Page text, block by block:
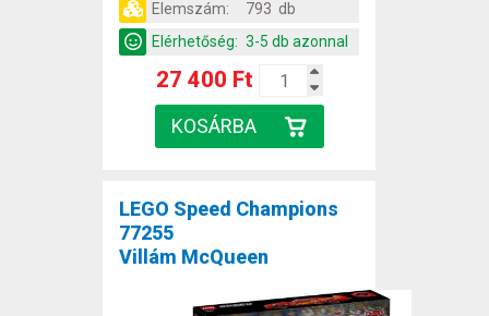
Elemszám:
793 db
Elérhetőség: 3-5 db azonnal
27 400 Ft
LEGO Speed Champions
77255
Villám McQueen